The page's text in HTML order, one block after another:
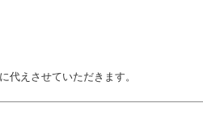
代えさせていただきます。